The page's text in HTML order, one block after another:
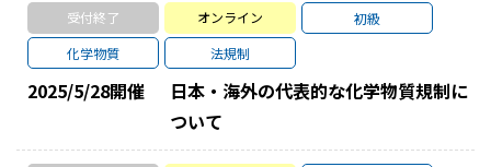
受付終了 オンライン
初級
化学物質
法規制
2025/5/28開催
日本・海外の代表的な化学物質規制に
ついて